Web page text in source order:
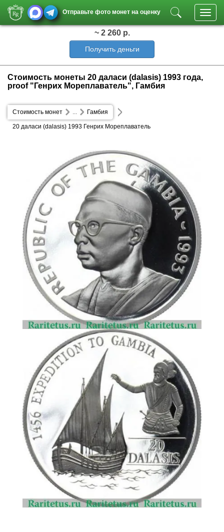
Отправьте фото монет на оценку
~ 2 260 р.
Получить деньги
Стоимость монеты 20 даласи (dalasis) 1993 года,
proof "Генрих Мореплаватель", Гамбия
Стоимость монет Гамбия
...
20 даласи (dalasis) 1993 Генрих Мореплаватель